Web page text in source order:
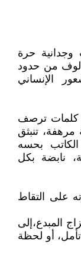
وجدانية حرة
من حدود
الإنساني
كلمات ترصف
تنبثق
بحسه
نابضة بكل
على التقاط
المبدع،إلى
أو لحظة